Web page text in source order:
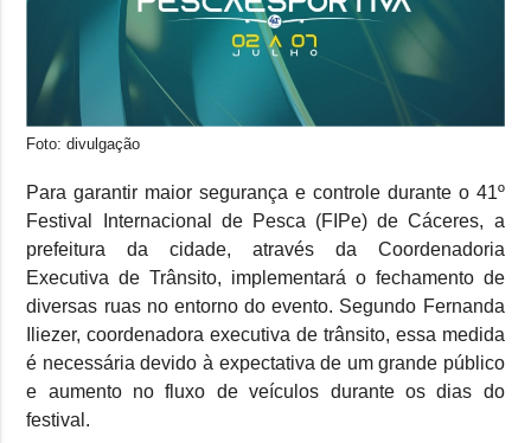
Foto: divulgação
Para garantir maior segurança e controle durante o 41º
Festival Internacional de Pesca (FIPe) de Cáceres, a
prefeitura da cidade, através da Coordenadoria
Executiva de Trânsito, implementará o fechamento de
diversas ruas no entorno do evento. Segundo Fernanda
Iliezer, coordenadora executiva de trânsito, essa medida
é necessária devido à expectativa de um grande público
e aumento no fluxo de veículos durante os dias do
festival.